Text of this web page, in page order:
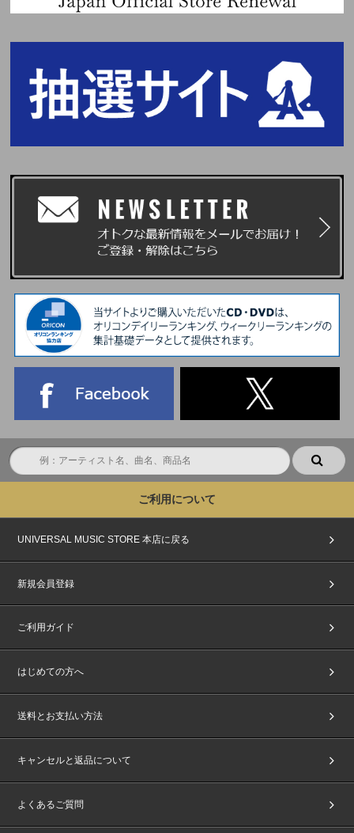
ご利用について
UNIVERSAL MUSIC STORE 本店に戻る
新規会員登録
ご利用ガイド
はじめての方へ
送料とお支払い方法
キャンセルと返品について
よくあるご質問